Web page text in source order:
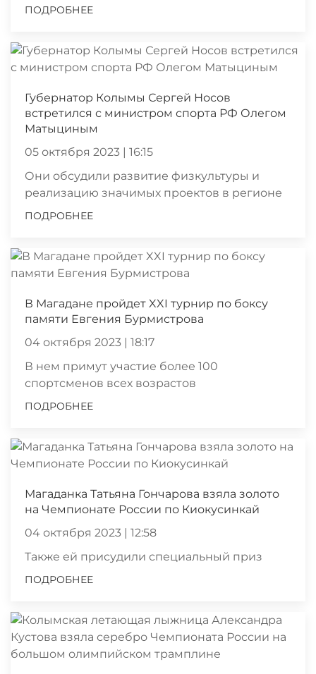
ПОДРОБНЕЕ
Губернатор Колымы Сергей Носов
встретился с министром спорта РФ Олегом
Матыциным
05 октября 2023 | 16:15
Они обсудили развитие физкультуры и
реализацию значимых проектов в регионе
ПОДРОБНЕЕ
В Магадане пройдет XXI турнир по боксу
памяти Евгения Бурмистрова
04 октября 2023 | 18:17
В нем примут участие более 100
спортсменов всех возрастов
ПОДРОБНЕЕ
Магаданка Татьяна Гончарова взяла золото
на Чемпионате России по Киокусинкай
04 октября 2023 | 12:58
Также ей присудили специальный приз
ПОДРОБНЕЕ